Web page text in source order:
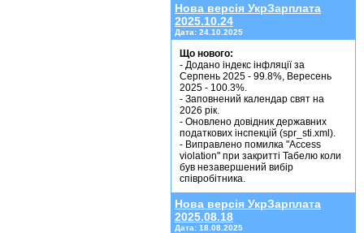
Нова версія УкрЗарплата
2025.10.24
Дата: 24.10.2025
Що нового:
- Додано індекс інфляції за
Серпень 2025 - 99.8%, Вересень
2025 - 100.3%.
- Заповнений календар свят на
2026 рік.
- Оновлено довідник державних
податкових інспекцій (spr_sti.xml).
- Виправлено помилка "Access
violation" при закритті Табелю коли
був незавершений вибір
співробітника.
Нова версія УкрЗарплата
2025.08.18
Дата: 18.08.2025